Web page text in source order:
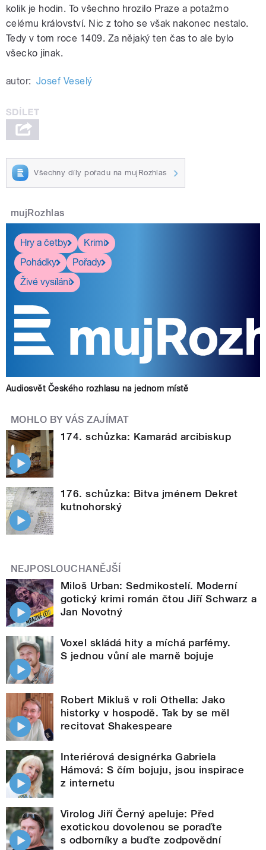
kolik je hodin. To všechno hrozilo Praze a potažmo
celému království. Nic z toho se však nakonec nestalo.
Tedy v tom roce 1409. Za nějaký ten čas to ale bylo
všecko jinak.
autor: Josef Veselý
Všechny díly pořadu na mujRozhlas
mujRozhlas
Hry a četby
Krimi
Pohádky
Pořady
Živé vysílání
Audiosvět Českého rozhlasu na jednom místě
MOHLO BY VÁS ZAJÍMAT
174. schůzka: Kamarád arcibiskup
176. schůzka: Bitva jménem Dekret
kutnohorský
NEJPOSLOUCHANĚJŠÍ
Miloš Urban: Sedmikostelí. Moderní
gotický krimi román čtou Jiří Schwarz a
Jan Novotný
Voxel skládá hity a míchá parfémy.
S jednou vůní ale marně bojuje
Robert Mikluš v roli Othella: Jako
historky v hospodě. Tak by se měl
recitovat Shakespeare
Interiérová designérka Gabriela
Hámová: S čím bojuju, jsou inspirace
z internetu
Virolog Jiří Černý apeluje: Před
exotickou dovolenou se poraďte
s odborníky a buďte zodpovědní